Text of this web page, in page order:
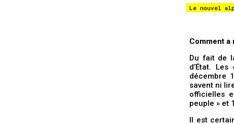
Le nouvel
Comment a
Du fait de
d’État.
décembre
savent ni
officielles
peuple » et
Il est